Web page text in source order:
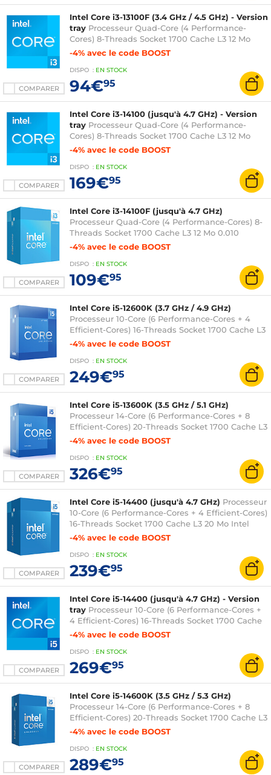
COMPARER
Intel Core i3-13100F (3.4 GHz / 4.5 GHz) - Version
tray Processeur Quad-Core (4 Performance-
Cores) 8-Threads Socket 1700 Cache L3 12 Mo
0.010 micron (version tray sans ventilateur -
-4% avec le code BOOST
DISPO : EN STOCK
94€95
COMPARER
Intel Core i3-14100 (jusqu'à 4.7 GHz) - Version
tray Processeur Quad-Core (4 Performance-
Cores) 8-Threads Socket 1700 Cache L3 12 Mo
Intel UHD Graphics 730 0.010 micron (version
-4% avec le code BOOST
DISPO : EN STOCK
169€95
COMPARER
Intel Core i3-14100F (jusqu'à 4.7 GHz)
Processeur Quad-Core (4 Performance-Cores) 8-
Threads Socket 1700 Cache L3 12 Mo 0.010
micron (version boîte avec ventilateur - garantie
-4% avec le code BOOST
DISPO : EN STOCK
109€95
COMPARER
Intel Core i5-12600K (3.7 GHz / 4.9 GHz)
Processeur 10-Core (6 Performance-Cores + 4
Efficient-Cores) 16-Threads Socket 1700 Cache L3
20 Mo Intel UHD Graphics 770 0.010 micron
ans)
-4% avec le code BOOST
DISPO : EN STOCK
249€95
COMPARER
Intel Core i5-13600K (3.5 GHz / 5.1 GHz)
Processeur 14-Core (6 Performance-Cores + 8
Efficient-Cores) 20-Threads Socket 1700 Cache L3
24 Mo Intel UHD Graphics 770 0.010 micron
ans)
-4% avec le code BOOST
DISPO : EN STOCK
326€95
COMPARER
Intel Core i5-14400 (jusqu'à 4.7 GHz) Processeur
10-Core (6 Performance-Cores + 4 Efficient-Cores)
16-Threads Socket 1700 Cache L3 20 Mo Intel
UHD Graphics 730 0.010 micron (version boîte
-4% avec le code BOOST
DISPO : EN STOCK
239€95
COMPARER
Intel Core i5-14400 (jusqu'à 4.7 GHz) - Version
tray Processeur 10-Core (6 Performance-Cores +
4 Efficient-Cores) 16-Threads Socket 1700 Cache
L3 20 Mo Intel UHD Graphics 730 0.010 micron
ans)
-4% avec le code BOOST
DISPO : EN STOCK
269€95
COMPARER
Intel Core i5-14600K (3.5 GHz / 5.3 GHz)
Processeur 14-Core (6 Performance-Cores + 8
Efficient-Cores) 20-Threads Socket 1700 Cache L3
24 Mo Intel UHD Graphics 770 0.010 micron
ans)
-4% avec le code BOOST
DISPO : EN STOCK
289€95